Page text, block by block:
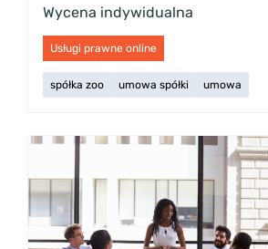
Wycena indywidualna
Usługi prawne online
spółka zoo umowa spółki umowa